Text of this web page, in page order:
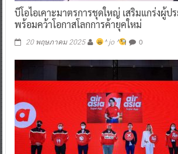
บีโอไอเคาะมาตรการชุดใหญ่ เสริมแกร่งผู้ป
พร้อมคว้าโอกาสโลกการค้ายุคใหม่
20 พฤษภาคม 2025 ^ jo ^ 0